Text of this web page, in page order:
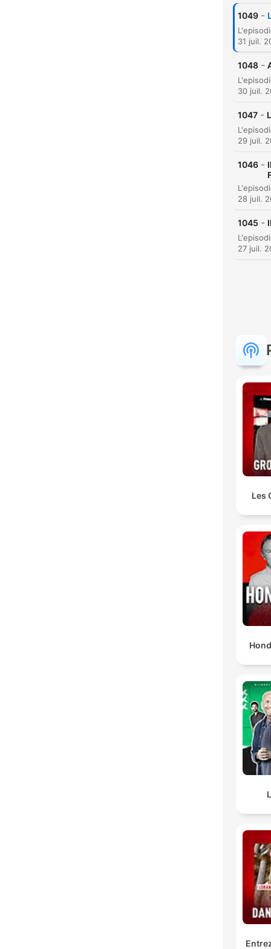
1049 -
31 juil.
1048 -
30 juil.
1047 -
29 juil.
1046 -
28 juil.
1045 -
27 juil.
Les